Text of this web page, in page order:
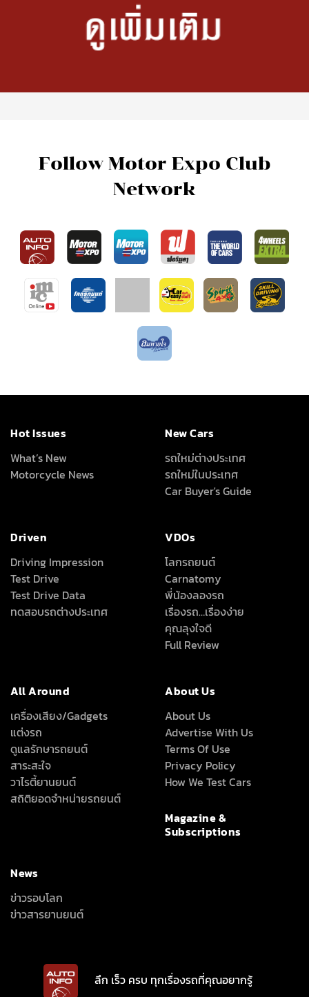
Follow Motor Expo Club
Network
Hot Issues
What’s New
Motorcycle News
New Cars
รถใหม่ต่างประเทศ
รถใหม่ในประเทศ
Car Buyer's Guide
Driven
Driving Impression
Test Drive
Test Drive Data
ทดสอบรถต่างประเทศ
VDOs
โลกรถยนต์
Carnatomy
พี่น้องลองรถ
เรื่องรถ…เรื่องง่าย
คุณลุงใจดี
Full Review
All Around
เครื่องเสียง/Gadgets
แต่งรถ
ดูแลรักษารถยนต์
สาระสะใจ
วาไรตี้ยานยนต์
สถิติยอดจำหน่ายรถยนต์
About Us
About Us
Advertise With Us
Terms Of Use
Privacy Policy
How We Test Cars
Magazine &
Subscriptions
News
ข่าวรอบโลก
ข่าวสารยานยนต์
ลึก เร็ว ครบ ทุกเรื่องรถที่คุณอยากรู้